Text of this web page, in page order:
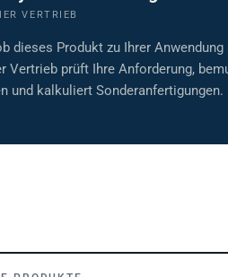
VERTRIEB
dieses Produkt zu Ihrer
Vertrieb prüft Ihre Anforderung,
und kalkuliert Sonderanfertigungen.
PRODUKTE